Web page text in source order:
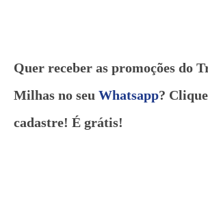
Quer receber as promoções do
Milhas no seu Whatsapp?
cadastre! É grátis!